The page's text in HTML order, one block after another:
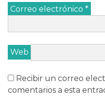
Correo electrónico *
Web
Recibir un correo
comentarios a esta